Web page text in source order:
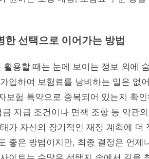
한 선택으로 이어가는 방법
활용할 때는 눈에 보이는 정보 외에
입하여 보험료를 낭비하는 일은 없
보험 특약으로 중복되어 있는지 확
지급 조건이나 면책 조항 등 약관
가 자신의 장기적인 재정 계획에
좋은 방법이지만, 최종 결정은 언제